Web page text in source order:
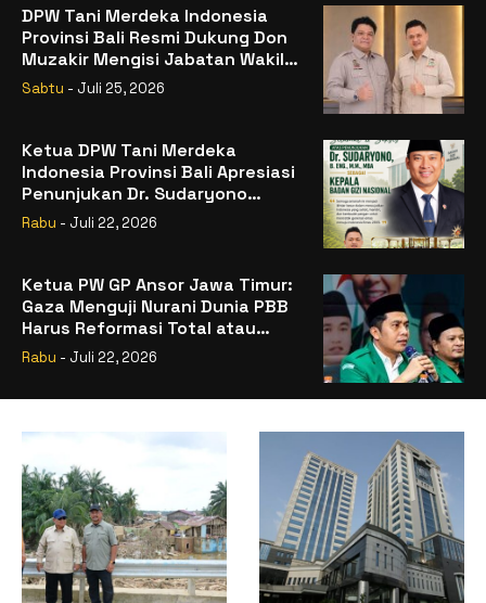
DPW Tani Merdeka Indonesia
Provinsi Bali Resmi Dukung Don
Muzakir Mengisi Jabatan Wakil
Menteri Pertanian RI
Sabtu - Juli 25, 2026
Ketua DPW Tani Merdeka
Indonesia Provinsi Bali Apresiasi
Penunjukan Dr. Sudaryono
sebagai Kepala Badan Gizi
Rabu - Juli 22, 2026
Ketua PW GP Ansor Jawa Timur:
Gaza Menguji Nurani Dunia PBB
Harus Reformasi Total atau
Kehilangan Legitimasi
Rabu - Juli 22, 2026